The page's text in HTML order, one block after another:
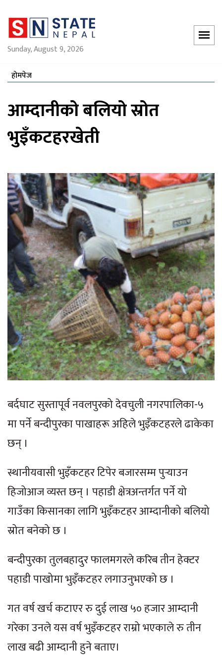
Sunday, August 9, 2026
होमपेज
आम्दानीको बलियो स्रोत
भुइँकटहरखेती
बर्दघाट सुस्तापूर्व नवलपुरको देवचुली नगरपालिका-५
मा पर्ने बन्दीपुरका पाखाहरू अहिले भुइँकटहरले ढाकेका
छन् ।
स्थानीयवासी भुइँकटहर टिपेर बजारसम्म पुर्‍याउन
हिजोआज व्यस्त छन् । पहाडी क्षेत्रअन्तर्गत पर्ने यो
गाउँका किसानका लागि भुइँकटहर आम्दानीको बलियो
स्रोत बनेको छ ।
बन्दीपुरका तुलबहादुर फालमगरले करिब तीन हेक्टर
पहाडी पाखोमा भुइँकटहर लगाउनुभएको छ ।
गत वर्ष खर्च कटाएर रु दुई लाख ५० हजार आम्दानी
गरेका उनले यस वर्ष भुइँकटहर राम्रो भएकाले रु तीन
लाख बढी आम्दानी हुने बताए।